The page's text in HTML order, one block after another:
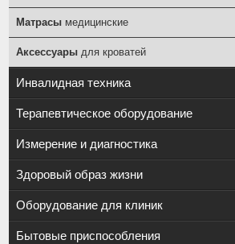
Матрасы медицинские
Аксессуары для кроватей
Инвалидная техника
Терапевтическое оборудование
Измерение и диагностика
Здоровый образ жизни
Оборудование для клиник
Бытовые приспособления